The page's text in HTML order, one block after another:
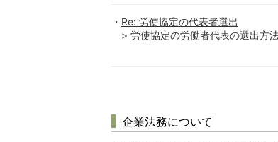
Re: 労使協定の代表者選出
> 労使協定の労働者代表の選出方
企業法務について